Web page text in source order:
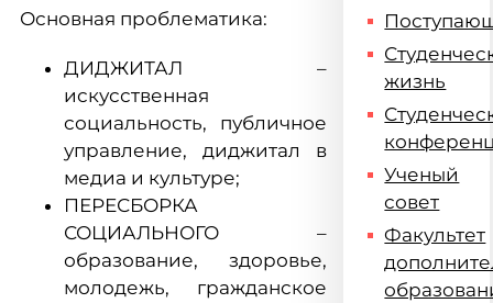
Основная проблематика:
ДИДЖИТАЛ –
искусственная
социальность, публичное
управление, диджитал в
медиа и культуре;
ПЕРЕСБОРКА
СОЦИАЛЬНОГО –
образование, здоровье,
молодежь, гражданское
жизнь
Ученый
совет
Факультет